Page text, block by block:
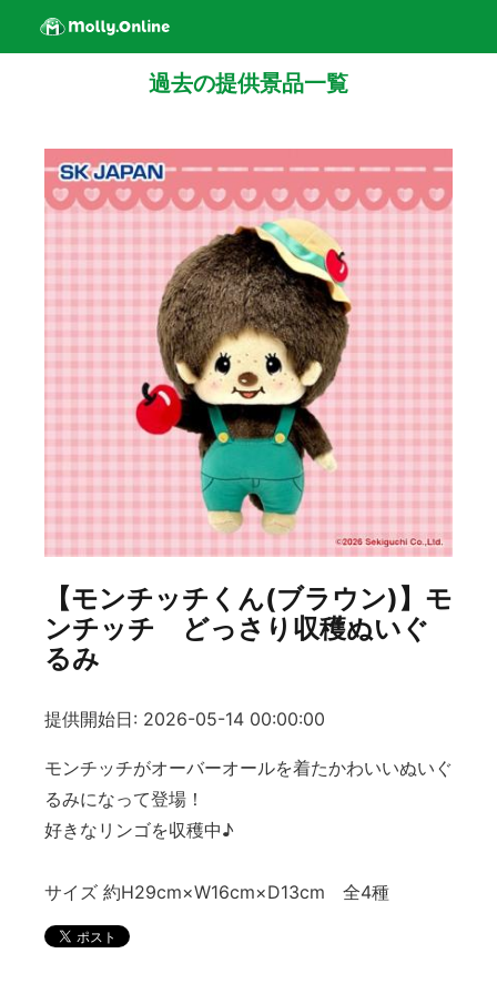
過去の提供景品一覧
【モンチッチくん(ブラウン)】モ
ンチッチ どっさり収穫ぬいぐ
るみ
提供開始日: 2026-05-14 00:00:00
モンチッチがオーバーオールを着たかわいいぬいぐ
るみになって登場！
好きなリンゴを収穫中♪
サイズ 約H29cm×W16cm×D13cm 全4種